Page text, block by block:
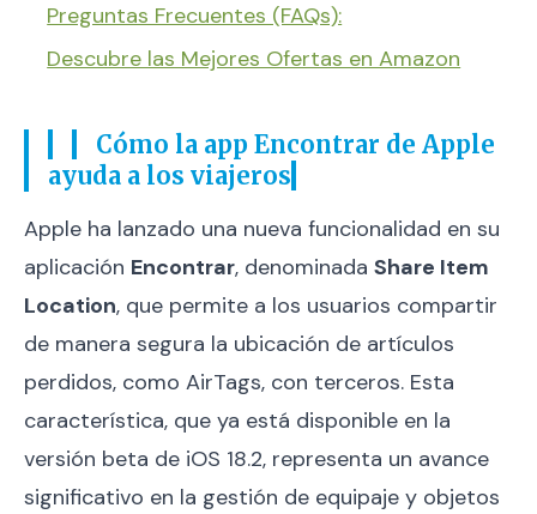
Preguntas Frecuentes (FAQs):
Descubre las Mejores Ofertas en Amazon
Cómo la app Encontrar de Apple
ayuda a los viajeros
Apple ha lanzado una nueva funcionalidad en su
aplicación Encontrar, denominada Share Item
Location, que permite a los usuarios compartir
de manera segura la ubicación de artículos
perdidos, como AirTags, con terceros. Esta
característica, que ya está disponible en la
versión beta de iOS 18.2, representa un avance
significativo en la gestión de equipaje y objetos